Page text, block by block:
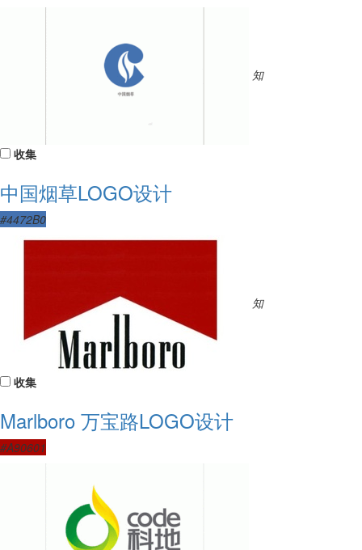
知
收集
中国烟草LOGO设计
#4472B0
知
收集
Marlboro 万宝路LOGO设计
#A90601